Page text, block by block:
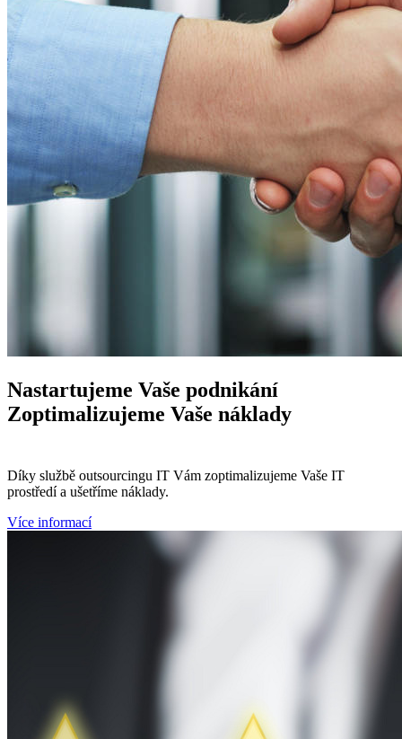
Nastartujeme Vaše podnikání
Zoptimalizujeme Vaše náklady
Díky službě outsourcingu IT Vám zoptimalizujeme Vaše IT
prostředí a ušetříme náklady.
Více informací